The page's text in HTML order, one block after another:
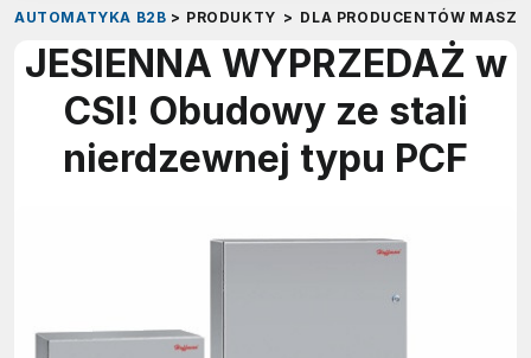
AUTOMATYKA B2B > PRODUKTY > DLA PRODUCENTÓW
JESIENNA WYPRZEDAŻ w
CSI! Obudowy ze stali
nierdzewnej typu PCF